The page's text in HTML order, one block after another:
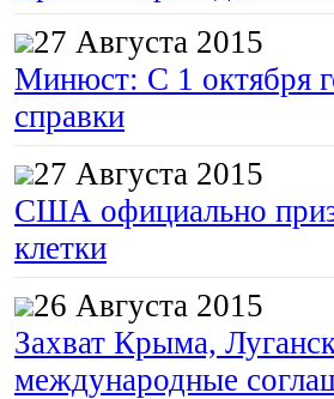
27 Августа 2015
Минюст: С 1 октября
справки
27 Августа 2015
США официально
клетки
26 Августа 2015
Захват Крыма,
международные